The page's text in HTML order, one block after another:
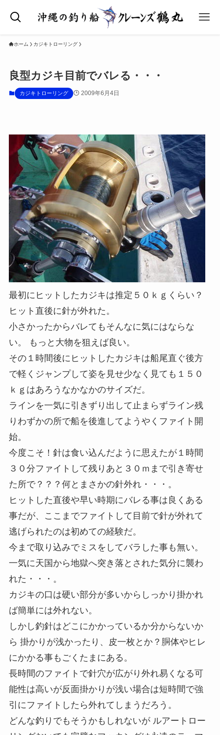
ホーム カジキトローリング
良型カジキ目前でバレる・・・
カジキトローリング 2009年6月4日
最初にヒットしたカジキは推定５０ｋｇくらい？
ヒット直後に針が外れた。
小さかったからバレてもそんなに気にはならな
い。 もっと大物を狙えば良い。
その１時間後にヒットしたカジキは船尾直ぐ後方
で軽くジャンプして姿を見せ少なく見ても１５０
ｋｇはあろうなかなかのサイズだ。
ラインを一気に引きずり出して止まらずライン残
りわずかの所で船を後進してようやくファイト開
始。
今度こそ！針は食い込んだように思えたが１時間
３０分ファイトして残りあと３０ｍまで引き寄せ
た所で？？？何とまさかの針外れ・・・。
ヒットした直後や早い時期にバレる事は良くある
事だが、ここまでファイトして目前で針が外れて
逃げられたのは初めての経験だ。
今まで取り込みでミスをしてバラした事も無い。
一気に天国から地獄へ突き落とされた気分に襲わ
れた・・・。
カジキの口は硬い部分が多いからしっかり掛かれ
ば簡単には外れない。
しかし釣針はどこにかかっているか分からないか
ら 掛かりが浅かったり、皮一枚とか？胴体やヒレ
にかかる事もごくたまにある。
長時間のファイトで針穴が広がり外れ易くなる可
能性は高いが反面掛かりが浅い場合は短時間で強
引にファイトしたら外れてしまうだろう。
どんな釣りでもそうかもしれないが ルアートロー